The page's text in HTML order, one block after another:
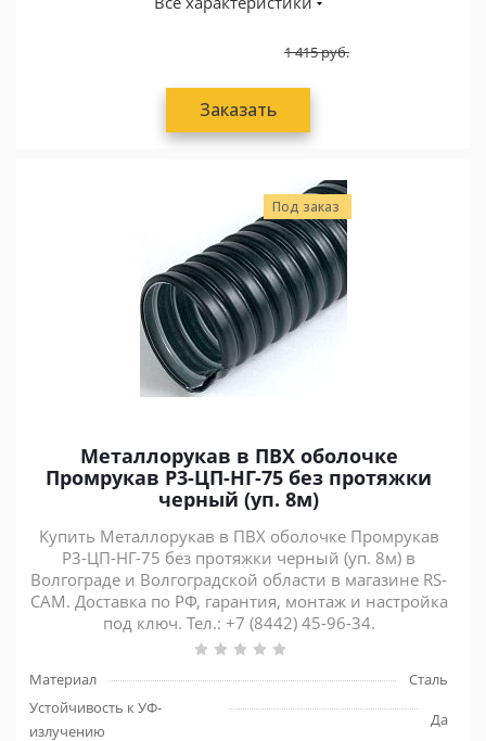
1 415руб.
Заказать
Под заказ
Металлорукав в ПВХ оболочке
Промрукав Р3-ЦП-НГ-75 без протяжки
черный (уп. 8м)
Купить Металлорукав в ПВХ оболочке Промрукав
Р3-ЦП-НГ-75 без протяжки черный (уп. 8м) в
Волгограде и Волгоградской области в магазине RS-
CAM. Доставка по РФ, гарантия, монтаж и настройка
под ключ. Тел.: +7 (8442) 45-96-34.
Материал
Сталь
Устойчивость к УФ-
излучению
Да